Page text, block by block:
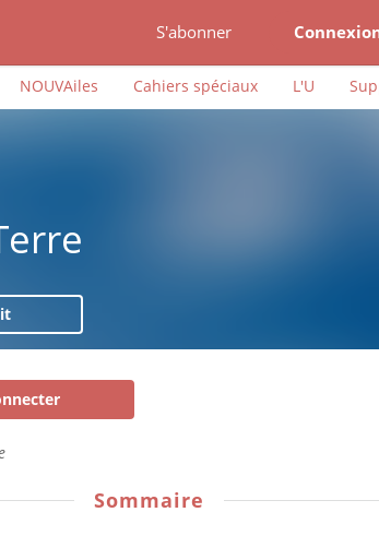
S'abonner
NOUVAiles Cahiers spéciaux L'U
Sommaire